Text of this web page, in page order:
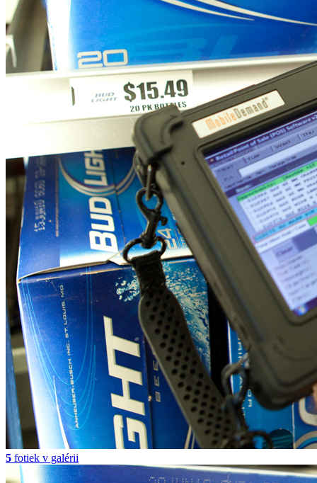
5 fotiek v galérii